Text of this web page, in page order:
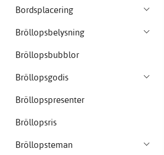
Bordsplacering
Bröllopsbelysning
Bröllopsbubblor
Bröllopsgodis
Bröllopspresenter
Bröllopsris
Bröllopsteman